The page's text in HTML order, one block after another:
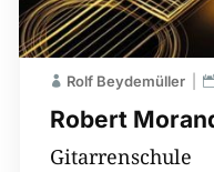
Robert
Rolf Beydemüller
Gitarrenschule